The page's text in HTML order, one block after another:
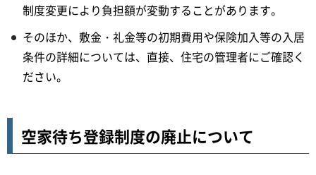
制度変更により負担額が変動することがあります。
そのほか、敷金・礼金等の初期費用や保険加入等の入居
条件の詳細については、直接、住宅の管理者にご確認く
ださい。
空家待ち登録制度の廃止について